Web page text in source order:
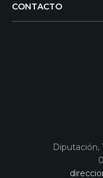
CONTACTO
Diputación,